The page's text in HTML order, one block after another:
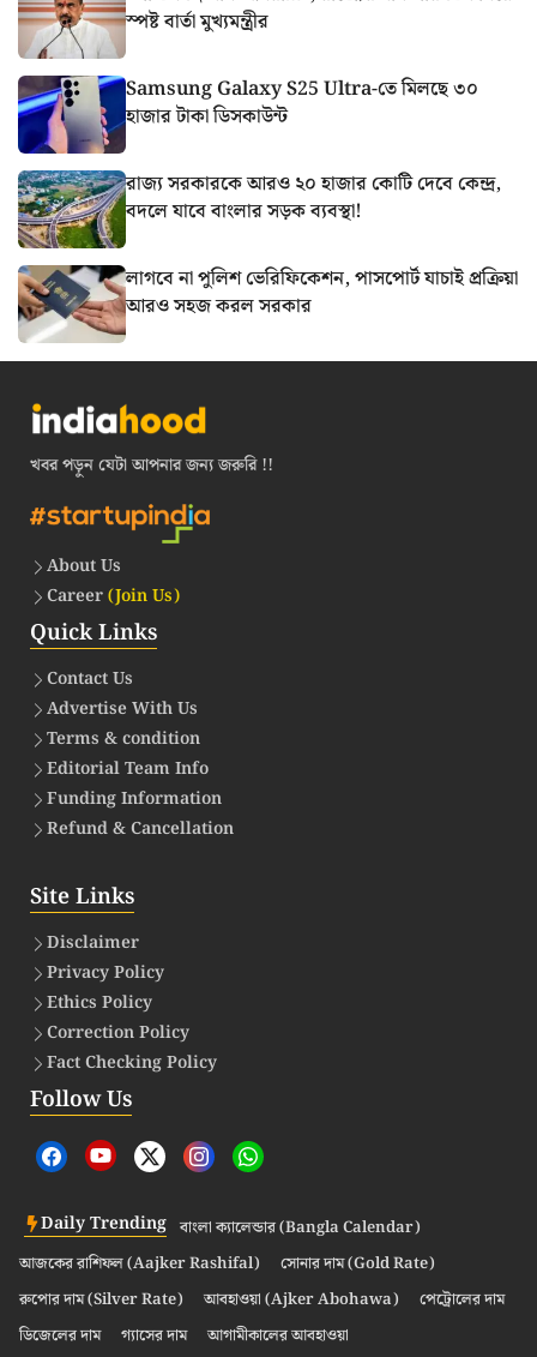
স্পষ্ট বার্তা মুখ্যমন্ত্রীর
Samsung Galaxy S25 Ultra-তে মিলছে ৩০
হাজার টাকা ডিসকাউন্ট
রাজ্য সরকারকে আরও ২০ হাজার কোটি দেবে কেন্দ্র,
বদলে যাবে বাংলার সড়ক ব্যবস্থা!
লাগবে না পুলিশ ভেরিফিকেশন, পাসপোর্ট যাচাই প্রক্রিয়া
আরও সহজ করল সরকার
খবর পড়ুন যেটা আপনার জন্য জরুরি !!
About Us
Career(Join Us)
Quick Links
Contact Us
Advertise With Us
Terms & condition
Editorial Team Info
Funding Information
Refund & Cancellation
Site Links
Disclaimer
Privacy Policy
Ethics Policy
Correction Policy
Fact Checking Policy
Follow Us
Daily Trending বাংলা ক্যালেন্ডার (Bangla Calendar)
আজকের রাশিফল (Aajker Rashifal)
সোনার দাম (Gold Rate)
রুপোর দাম (Silver Rate)
আবহাওয়া (Ajker Abohawa)
পেট্রোলের দাম
ডিজেলের দাম
গ্যাসের দাম আগামীকালের আবহাওয়া